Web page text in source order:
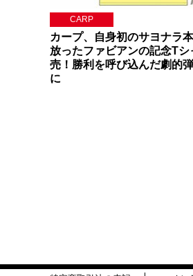
CARP
カープ、自身初のサヨナラ
放ったファビアンの記念Tシ
売！勝利を呼び込んだ劇的
に